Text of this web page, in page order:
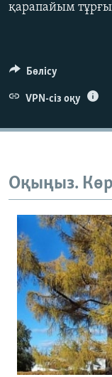
қарапайым
Бөлісу
VPN-сіз оқу
Оқыңыз.